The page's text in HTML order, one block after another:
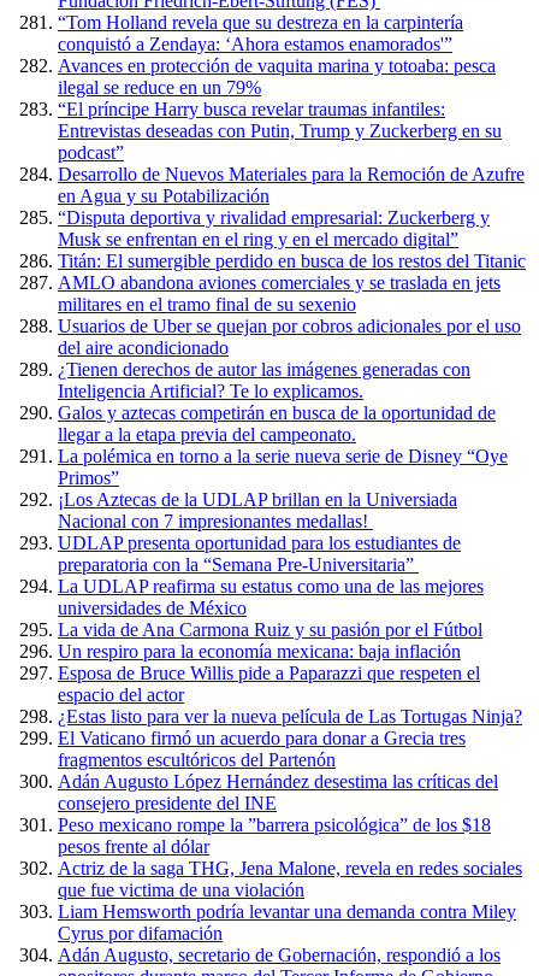
“Tom Holland revela que su destreza en la carpintería
conquistó a Zendaya: ‘Ahora estamos enamorados'”
Avances en protección de vaquita marina y totoaba: pesca
ilegal se reduce en un 79%
“El príncipe Harry busca revelar traumas infantiles:
Entrevistas deseadas con Putin, Trump y Zuckerberg en su
podcast”
Desarrollo de Nuevos Materiales para la Remoción de Azufre
en Agua y su Potabilización
“Disputa deportiva y rivalidad empresarial: Zuckerberg y
Musk se enfrentan en el ring y en el mercado digital”
Titán: El sumergible perdido en busca de los restos del Titanic
AMLO abandona aviones comerciales y se traslada en jets
militares en el tramo final de su sexenio
Usuarios de Uber se quejan por cobros adicionales por el uso
del aire acondicionado
¿Tienen derechos de autor las imágenes generadas con
Inteligencia Artificial? Te lo explicamos.
Galos y aztecas competirán en busca de la oportunidad de
llegar a la etapa previa del campeonato.
La polémica en torno a la serie nueva serie de Disney “Oye
Primos”
¡Los Aztecas de la UDLAP brillan en la Universiada
Nacional con 7 impresionantes medallas!
UDLAP presenta oportunidad para los estudiantes de
preparatoria con la “Semana Pre-Universitaria”
La UDLAP reafirma su estatus como una de las mejores
universidades de México
La vida de Ana Carmona Ruiz y su pasión por el Fútbol
Un respiro para la economía mexicana: baja inflación
Esposa de Bruce Willis pide a Paparazzi que respeten el
espacio del actor
¿Estas listo para ver la nueva película de Las Tortugas Ninja?
El Vaticano firmó un acuerdo para donar a Grecia tres
fragmentos escultóricos del Partenón
Adán Augusto López Hernández desestima las críticas del
consejero presidente del INE
Peso mexicano rompe la ”barrera psicológica” de los $18
pesos frente al dólar
Actriz de la saga THG, Jena Malone, revela en redes sociales
que fue victima de una violación
Liam Hemsworth podría levantar una demanda contra Miley
Cyrus por difamación
Adán Augusto, secretario de Gobernación, respondió a los